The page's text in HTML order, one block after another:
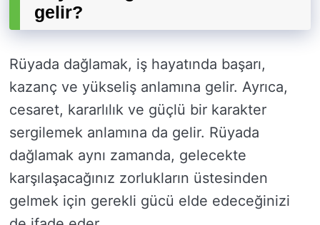
gelir?
Rüyada dağlamak, iş hayatında başarı,
kazanç ve yükseliş anlamına gelir. Ayrıca,
cesaret, kararlılık ve güçlü bir karakter
sergilemek anlamına da gelir. Rüyada
dağlamak aynı zamanda, gelecekte
karşılaşacağınız zorlukların üstesinden
gelmek için gerekli gücü elde edeceğinizi